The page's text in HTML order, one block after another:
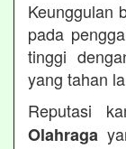
Keunggulan
pada
tinggi
yang tahan
Reputasi
Olahraga